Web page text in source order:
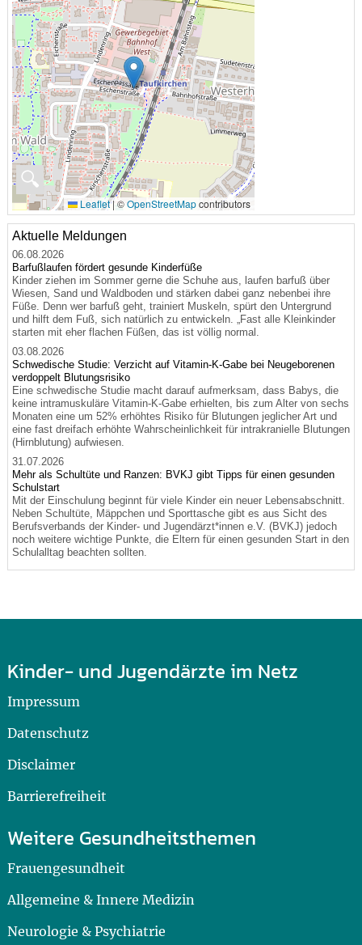
🔍
Leaflet|©OpenStreetMapcontributors
Aktuelle Meldungen
06.08.2026
Barfußlaufen fördert gesunde Kinderfüße
Kinder ziehen im Sommer gerne die Schuhe aus, laufen barfuß über
Wiesen, Sand und Waldboden und stärken dabei ganz nebenbei ihre
Füße. Denn wer barfuß geht, trainiert Muskeln, spürt den Untergrund
und hilft dem Fuß, sich natürlich zu entwickeln. „Fast alle Kleinkinder
starten mit eher flachen Füßen, das ist völlig normal.
03.08.2026
Schwedische Studie: Verzicht auf Vitamin-K-Gabe bei Neugeborenen
verdoppelt Blutungsrisiko
Eine schwedische Studie macht darauf aufmerksam, dass Babys, die
keine intramuskuläre Vitamin-K-Gabe erhielten, bis zum Alter von sechs
Monaten eine um 52% erhöhtes Risiko für Blutungen jeglicher Art und
eine fast dreifach erhöhte Wahrscheinlichkeit für intrakranielle Blutungen
(Hirnblutung) aufwiesen.
31.07.2026
Mehr als Schultüte und Ranzen: BVKJ gibt Tipps für einen gesunden
Schulstart
Mit der Einschulung beginnt für viele Kinder ein neuer Lebensabschnitt.
Neben Schultüte, Mäppchen und Sporttasche gibt es aus Sicht des
Berufsverbands der Kinder- und Jugendärzt*innen e.V. (BVKJ) jedoch
noch weitere wichtige Punkte, die Eltern für einen gesunden Start in den
Schulalltag beachten sollten.
Kinder- und Jugendärzte im Netz
Impressum
Datenschutz
Disclaimer
Barrierefreiheit
Weitere Gesundheitsthemen
Frauengesundheit
Allgemeine & Innere Medizin
Neurologie & Psychiatrie